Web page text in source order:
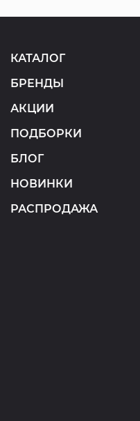
КАТАЛОГ
БРЕНДЫ
АКЦИИ
ПОДБОРКИ
БЛОГ
НОВИНКИ
РАСПРОДАЖА